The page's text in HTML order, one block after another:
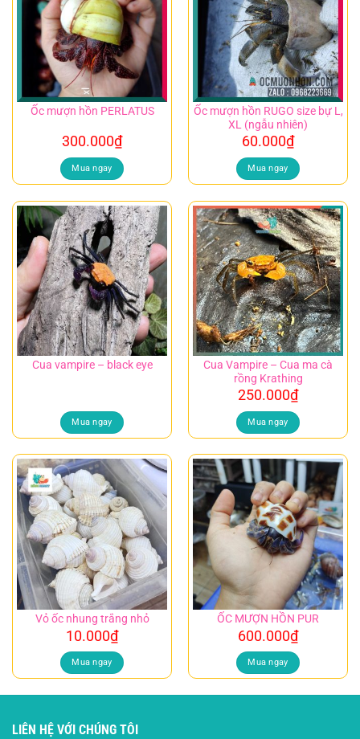
Ốc mượn hồn PERLATUS
300.000₫
Mua ngay
Ốc mượn hồn RUGO size bự L,
XL (ngẫu nhiên)
60.000₫
Mua ngay
Cua vampire – black eye
Mua ngay
Cua Vampire – Cua ma cà
rồng Krathing
250.000₫
Mua ngay
Vỏ ốc nhung trắng nhỏ
10.000₫
Mua ngay
ỐC MƯỢN HỒN PUR
600.000₫
Mua ngay
LIÊN HỆ VỚI CHÚNG TÔI